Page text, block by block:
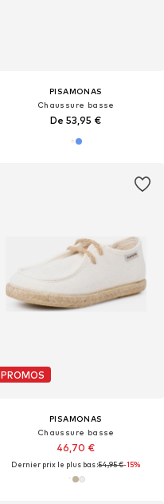
PISAMONAS
Chaussure basse
De 53,95 €
PROMOS
PISAMONAS
Chaussure basse
46,70 €
Dernier prix le plus bas :54,95 €-15%